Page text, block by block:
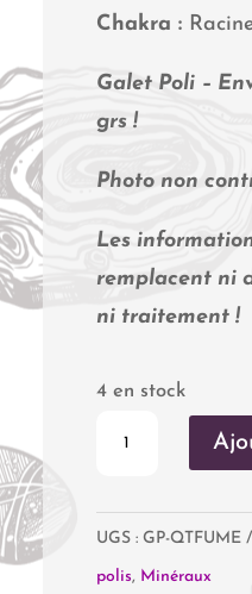
Chakra :
Galet Poli –
grs !
Photo non
Les
remplacent ni
ni traitement !
4 en stock
Fumé
UGS : GP-QTFUME
polis, Minéraux